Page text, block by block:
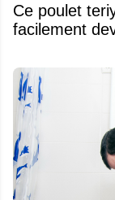
Ce poulet
facilement